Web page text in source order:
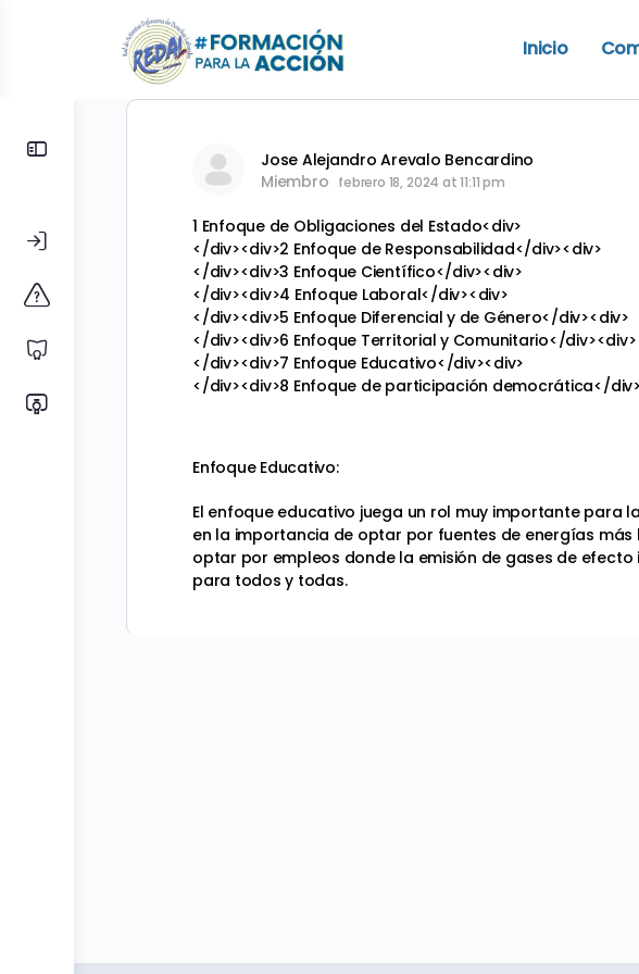
Inicio
Jose Alejandro Arevalo Bencardino
Miembro febrero 18, 2024 at 11:11 pm
1 Enfoque de Obligaciones del Estado<div>
</div><div>2 Enfoque de Responsabilidad</div><div>
</div><div>3 Enfoque Científico</div><div>
</div><div>4 Enfoque Laboral</div><div>
</div><div>5 Enfoque Diferencial y de Género</div><div>
</div><div>6 Enfoque Territorial y Comunitario</div><div>
</div><div>7 Enfoque Educativo</div><div>
</div><div>8 Enfoque de participación democrática</div>
Enfoque Educativo:
El enfoque educativo juega un rol muy importante para
en la importancia de optar por fuentes de energías
optar por empleos donde la emisión de gases de
para todos y todas.